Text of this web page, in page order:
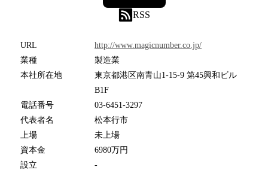
RSS
URL
http://www.magicnumber.co.jp/
業種
製造業
本社所在地
東京都港区南青山1-15-9 第45興和ビル
B1F
電話番号
03-6451-3297
代表者名
松本行市
上場
未上場
資本金
6980万円
設立
-